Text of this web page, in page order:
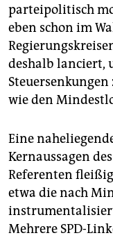
parteipolitisch
eben schon im
deshalb lanciert,
Steuersenkungen
wie den
Eine
Kernaussagen
Referenten
etwa die nach
Mehrere SPD-